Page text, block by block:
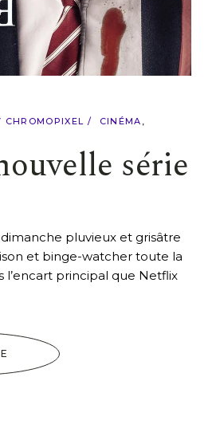
CHROMOPIXEL
CINÉMA
série
pluvieux et grisâtre
et binge-watcher toute la
l’encart principal que Netflix